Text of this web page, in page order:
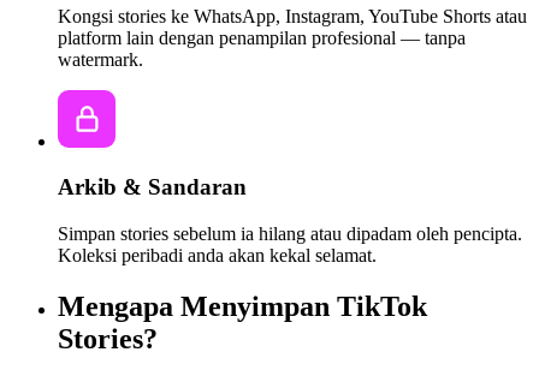
Kongsi stories ke WhatsApp, Instagram, YouTube Shorts atau
platform lain dengan penampilan profesional — tanpa
watermark.
Arkib & Sandaran
Simpan stories sebelum ia hilang atau dipadam oleh pencipta.
Koleksi peribadi anda akan kekal selamat.
Mengapa Menyimpan TikTok
Stories?